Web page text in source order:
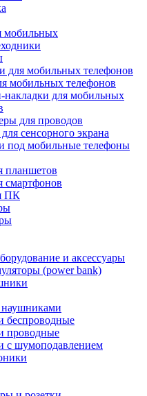
мобильных
для мобильных телефонов
мобильных телефонов
накладки для мобильных
для проводов
сенсорного экрана
под мобильные телефоны
планшетов
смартфонов
ПК
и аксессуары
(power bank)
беспроводные
проводные
с шумоподавлением